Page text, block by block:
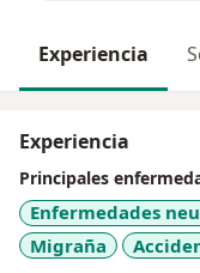
Experiencia
Experiencia
Principales
Enfermedades
Migraña